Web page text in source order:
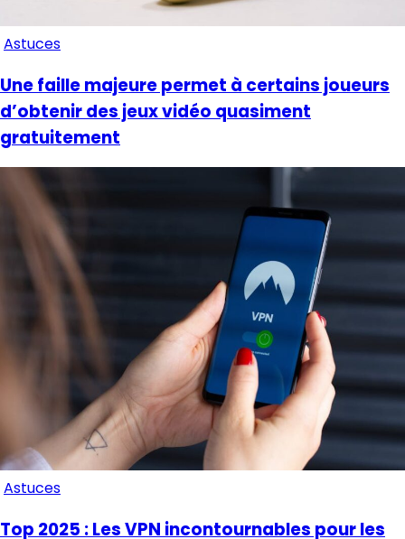
Astuces
Une faille majeure permet à certains joueurs
d’obtenir des jeux vidéo quasiment
gratuitement
Astuces
Top 2025 : Les VPN incontournables pour les